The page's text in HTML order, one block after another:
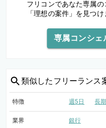
フリコンであなた専属の
「理想の案件」を見つけ
専属コンシェ
類似した フリーランス
特徴 週5日 長
業界 銀行